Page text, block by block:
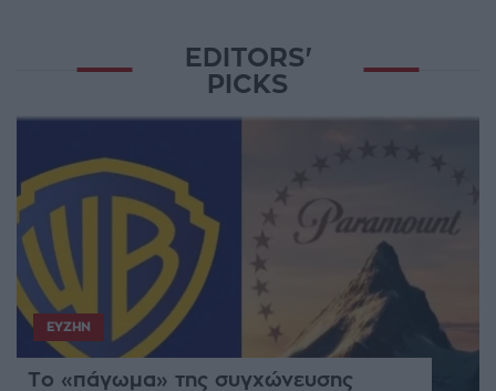
EDITORS'
PICKS
ΕΥΖΗΝ
Το «πάγωμα» της συγχώνευσης